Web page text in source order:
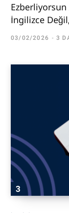
İngilizce
03/02/2026 3